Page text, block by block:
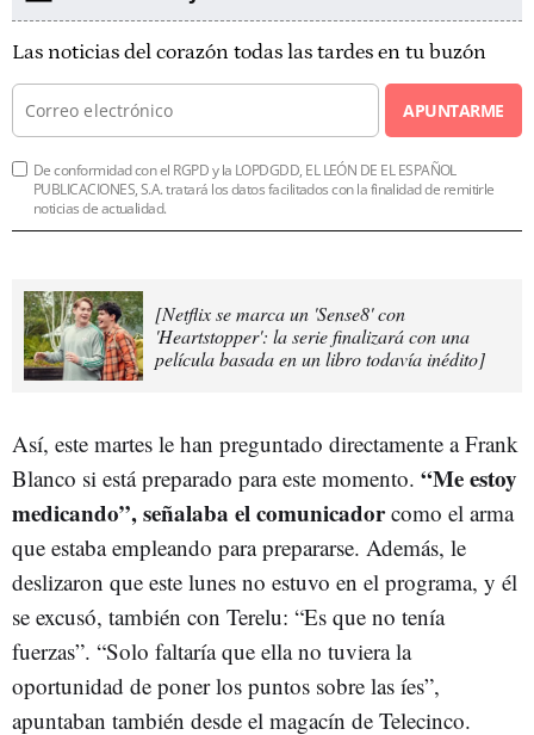
Las noticias del corazón todas las tardes en tu buzón
APUNTARME
De conformidad con el RGPD y la LOPDGDD, EL LEÓN DE EL ESPAÑOL
PUBLICACIONES, S.A. tratará los datos facilitados con la finalidad de remitirle
noticias de actualidad.
[Netflix se marca un 'Sense8' con
'Heartstopper': la serie finalizará con una
película basada en un libro todavía inédito]
Así, este martes le han preguntado directamente a Frank
Blanco si está preparado para este momento. “Me estoy
medicando”,señalaba el comunicadorcomo el arma
que estaba empleando para prepararse. Además, le
deslizaron que este lunes no estuvo en el programa, y él
se excusó, también con Terelu: “Es que no tenía
fuerzas”. “Solo faltaría que ella no tuviera la
oportunidad de poner los puntos sobre las íes”,
apuntaban también desde el magacín de Telecinco.